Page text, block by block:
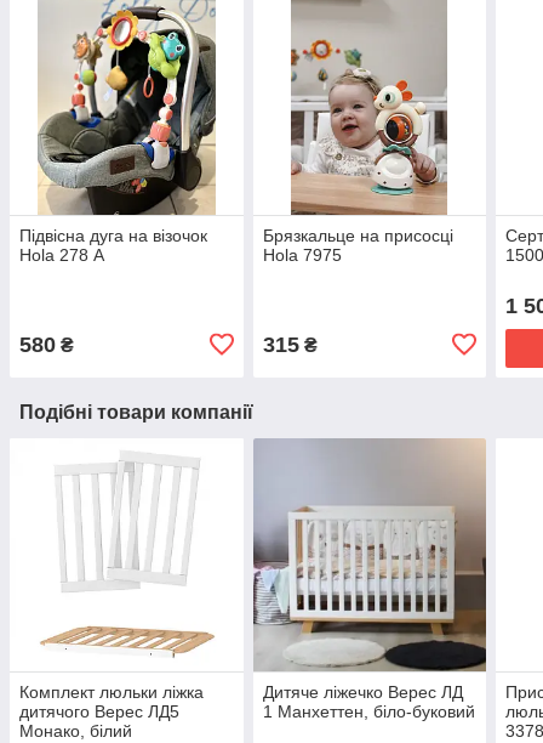
Підвісна дуга на візочок
Hola 278 А
580 ₴
Брязкальце на присосці
Hola 7975
315₴
1
Подібні товари компанії
Комплект люльки ліжка
дитячого Верес ЛД5
Moнако, білий
Дитяче ліжечко Верес ЛД
1 Манхеттен, біло-буковий